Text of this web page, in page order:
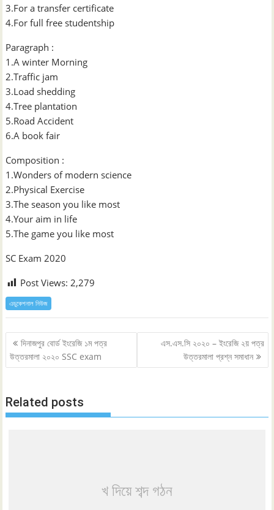
3.For a transfer certificate
4.For full free studentship
Paragraph :
1.A winter Morning
2.Traffic jam
3.Load shedding
4.Tree plantation
5.Road Accident
6.A book fair
Composition :
1.Wonders of modern science
2.Physical Exercise
3.The season you like most
4.Your aim in life
5.The game you like most
SC Exam 2020
Post Views: 2,279
এডুকেশনাল নিউজ
Post
navigation
দিনাজপুর বোর্ড ইংরেজি ১ম পত্র
উত্তরমালা ২০২০ SSC exam
এস.এস.সি ২০২০ – ইংরেজি ২য় পত্র
উত্তরমালা প্রশ্ন সমাধান
Related posts
খ দিয়ে শব্দ গঠন